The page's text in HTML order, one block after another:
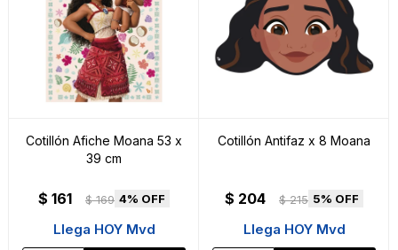
Cotillón Afiche Moana 53 x
39 cm
$ 161 $ 169 4
Llega HOY Mvd
Cotillón Antifaz x 8 Moana
$ 204 $ 215 5
Llega HOY Mvd